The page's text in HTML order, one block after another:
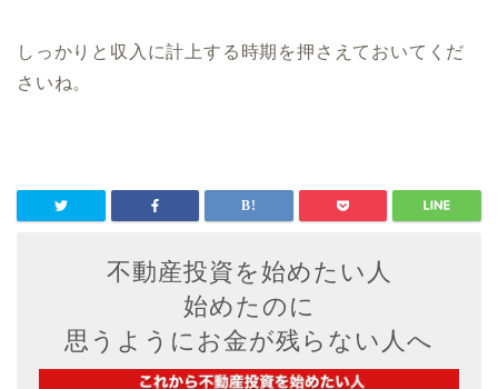
しっかりと収入に計上する時期を押さえておいてくだ
さいね。
不動産投資を始めたい人
始めたのに
思うようにお金が残らない人へ